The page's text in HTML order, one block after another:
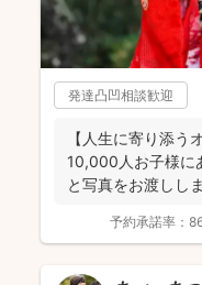
発達凸凹相談歓迎
【人生に寄り添う
10,000人お子様に
と写真をお渡しし
予約承諾率：